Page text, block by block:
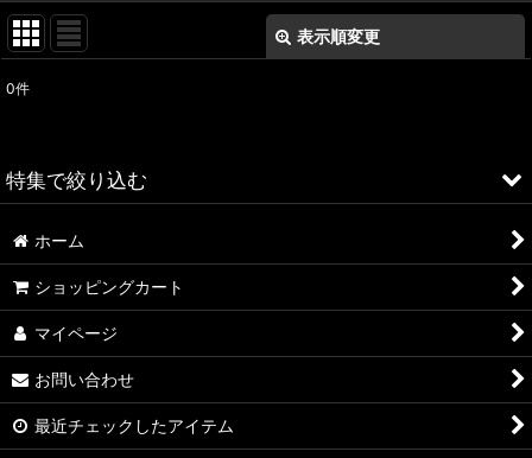
表示順変更
並び順:
0件
特集で絞り込む
ALFA ROMEO > 156
ALFA ROMEO > 147
ALFA ROMEO > 159
A4
ホーム
ショッピングカート
マイページ
お問い合わせ
最近チェックしたアイテム